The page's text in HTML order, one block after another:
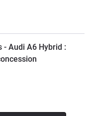
- Audi A6 Hybrid :